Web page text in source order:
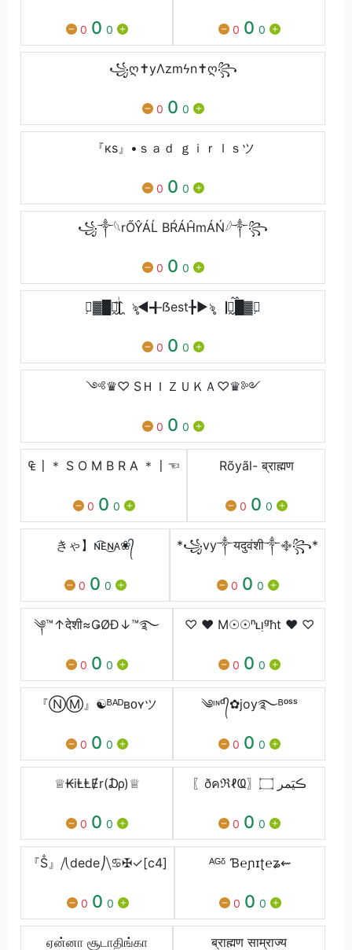
0 0 0 0 0 0
꧁ღ✝yΛzmϟn✝ღ꧂
0 0 0
『кѕ』•ｓａｄ ｇｉｒｌｓツ
0 0 0
꧁⁣༒𓆩rŐŶÁĹ BŔÁĤmÁŃ𓆪༒꧂
0 0 0
▒᪺▓█▔᪶᪰ᷝ▏ৡ◄╉ẞest╊►ৡ▕▔᪶ᷝ᪰█▓▒᪺
0 0 0
༺♛♡ SＨＩＺＵＫＡ♡♛༻
0 0 0
₠〡＊ S O M B R A ＊〡☜
0 0 0
Rõyãl- ब्राह्मण
0 0 0
きゃ】ɴ͡ᴇ͜ɴᴀ❀᭄
0 0 0
*꧁vy༒यदुवंशी༒࿇꧂*
0 0 0
༆™↑देशी≈ǤØĐ↓™࿐
0 0 0
♡ ♥ M☉☉ⁿʟᴉᵍħt ♥ ♡
0 0 0
『ⓃⓂ』☯ᴮᴬᴰʙᴏʏツ
0 0 0
༄ᶦᶰᵈ᭄✿joy࿐ᴮᵒˢˢ
0 0 0
♕₭iⱠⱠɆr(₯)♕
0 0 0
〖ðคℜℓҨ〗ڪيَمر ۝
0 0 0
『Ṧ』⧸⎝dede⎠⧹♋✠✓[c4]
0 0 0
ᴬᴳᵟ Ɓ℮ɲɪʈ℮ʑ⇜
0 0 0
ஏன்னா சூடாதிங்கா ब्राह्मण साम्राज्य